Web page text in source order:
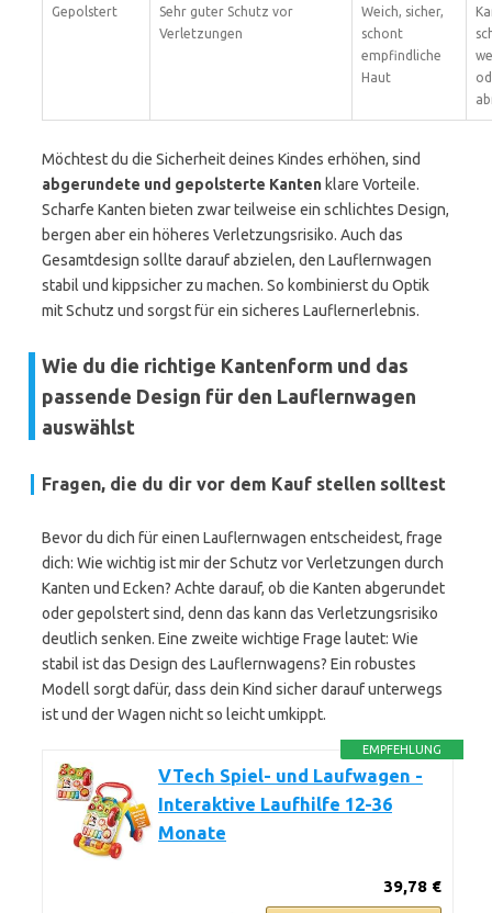
Gepolstert
Sehr guter Schutz vor
Verletzungen
Weich, sicher,
schont
empfindliche
Haut
Möchtest du die Sicherheit deines Kindes erhöhen, sind
abgerundete und gepolsterte Kanten klare Vorteile.
Scharfe Kanten bieten zwar teilweise ein schlichtes Design,
bergen aber ein höheres Verletzungsrisiko. Auch das
Gesamtdesign sollte darauf abzielen, den Lauflernwagen
stabil und kippsicher zu machen. So kombinierst du Optik
mit Schutz und sorgst für ein sicheres Lauflernerlebnis.
Wie du die richtige Kantenform und das
passende Design für den Lauflernwagen
auswählst
Fragen, die du dir vor dem Kauf stellen solltest
Bevor du dich für einen Lauflernwagen entscheidest, frage
dich: Wie wichtig ist mir der Schutz vor Verletzungen durch
Kanten und Ecken? Achte darauf, ob die Kanten abgerundet
oder gepolstert sind, denn das kann das Verletzungsrisiko
deutlich senken. Eine zweite wichtige Frage lautet: Wie
stabil ist das Design des Lauflernwagens? Ein robustes
Modell sorgt dafür, dass dein Kind sicher darauf unterwegs
ist und der Wagen nicht so leicht umkippt.
EMPFEHLUNG
VTech Spiel- und Laufwagen -
Interaktive Laufhilfe 12-36
Monate
39,78 €